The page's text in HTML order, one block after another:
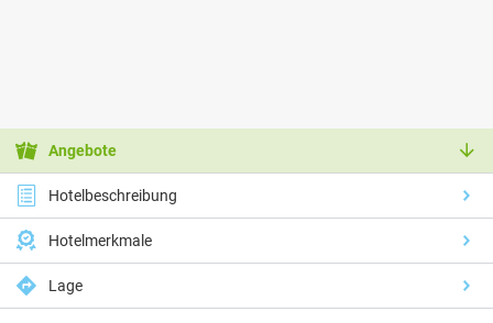
Angebote
Hotelbeschreibung
Hotelmerkmale
Lage